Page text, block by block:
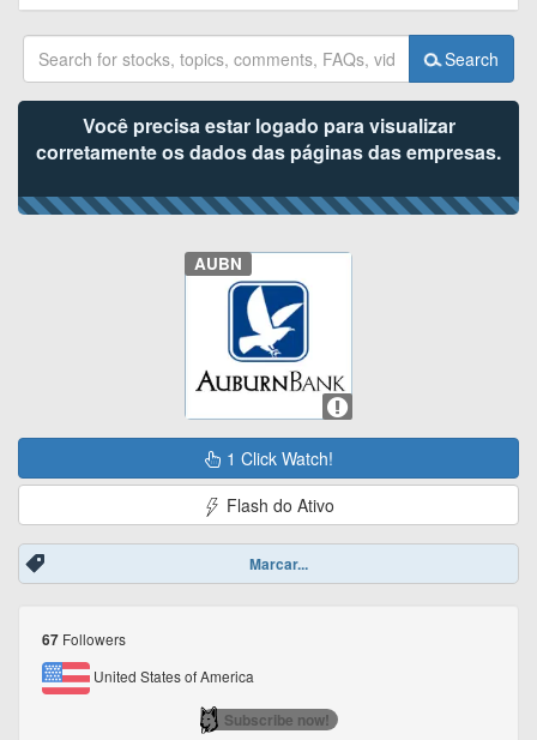
Search
Você precisa estar logado para visualizar
corretamente os dados das páginas das empresas.
AUBN
1 Click Watch!
Flash do Ativo
Marcar...
67 Followers
United States of America
Subscribe now!